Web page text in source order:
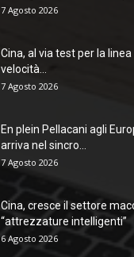
7 Agosto 2026
Cina, al via test per la
velocità...
7 Agosto 2026
En plein Pellacani agli
arriva nel sincro...
7 Agosto 2026
Cina, cresce il settore
“attrezzature intelligenti”
6 Agosto 2026